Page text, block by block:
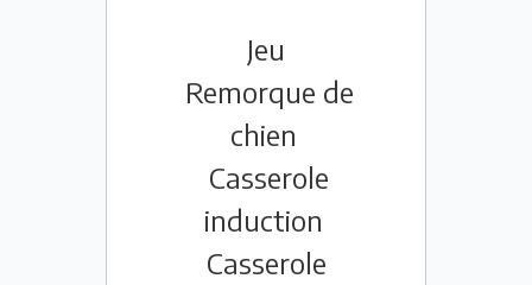
Jeu
Remorque de
chien
Casserole
induction
Casserole